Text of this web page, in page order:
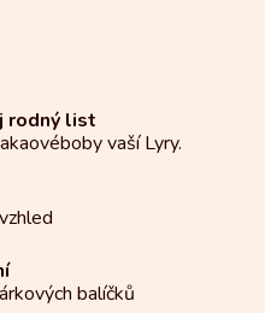
rodný list
boby vaší Lyry.
balíčků